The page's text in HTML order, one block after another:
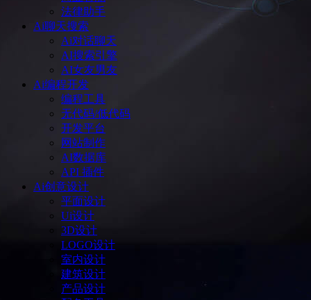
法律助手
Ai聊天搜索
Ai对话聊天
AI搜索引擎
AI女友男友
Ai编程开发
编程工具
无代码/低代码
开发平台
网站制作
AI数据库
API 插件
Ai创意设计
平面设计
Ui设计
3D设计
LOGO设计
室内设计
建筑设计
产品设计